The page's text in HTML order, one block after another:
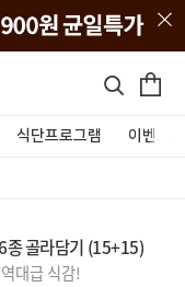
식단프로그램 이벤트&
종 골라담기 (15+15)
대급 식감!